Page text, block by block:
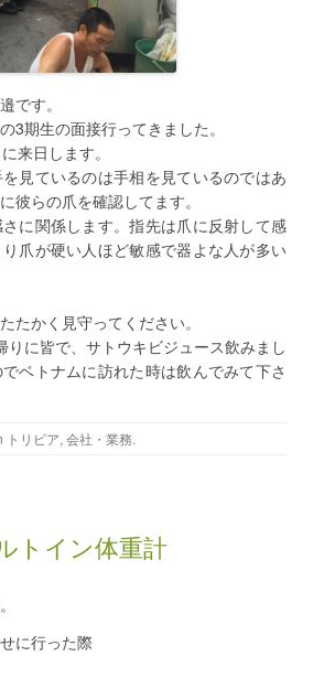
です。
3期生の面接行ってきました。
来日します。
見ているのは手相を見ているのではあ
彼らの爪を確認してます。
に関係します。指先は爪に反射して感
爪が硬い人ほど敏感で器よな人が多い
たかく見守ってください。
りに皆で、サトウキビジュース飲みまし
ベトナムに訪れた時は飲んでみて下さ
トリビア, 会社・業務.
トイン体重計
に行った際